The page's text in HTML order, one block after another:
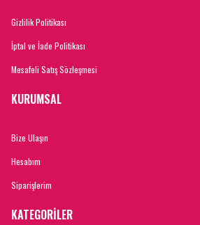
Gizlilik Politikası
İptal ve İade Politikası
Mesafeli Satış Sözleşmesi
KURUMSAL
Bize Ulaşın
Hesabım
Siparişlerim
KATEGORİLER